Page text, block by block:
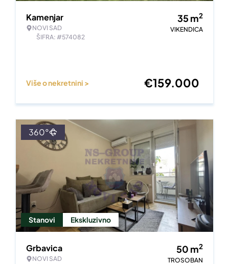
Kamenjar
NOVI SAD
ŠIFRA: #574082
35m2
VIKENDICA
Više o nekretnini > €159.000
Stanovi Ekskluzivno
360°
Grbavica
NOVI SAD
50 m2
TROSOBAN